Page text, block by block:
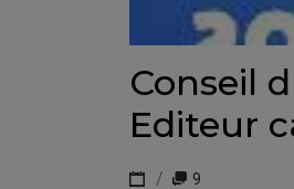
Conseil
Editeur
9